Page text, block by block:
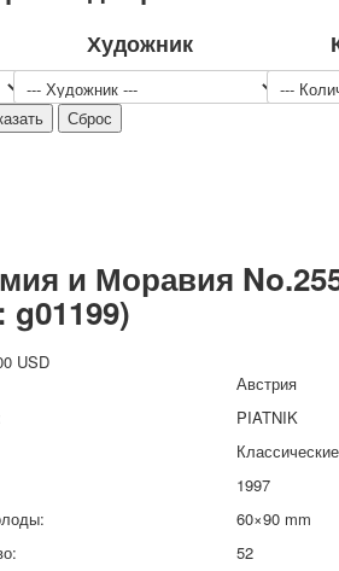
и рыбалка
Цветной Печати
С Новым годом!
8 марта
23 февраля
днём рождения!
мая - день победы
Художник
и Моравия
g01199)
USD
Австрия
PIATNIK
1997
60×90 mm
52